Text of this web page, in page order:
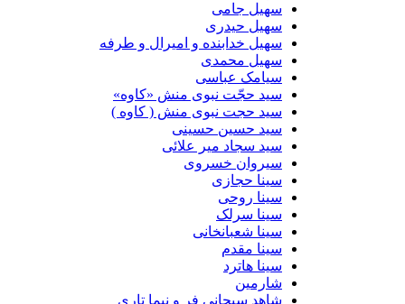
سهیل جامی
سهیل حیدری
سهیل خدابنده و امیرال و طرفه
سهیل محمدی
سیامک عباسی
سید حجّت نبوی منش «کاوه»
سید حجت نبوی منش ( کاوه )
سید حسین حسینى
سید سجاد میر علائی
سیروان خسروی
سینا حجازی
سینا روحی
سینا سرلک
سینا شعبانخانی
سینا مقدم
سینا هاترد
شارمین
شاهد سبحانی فر و نیما تاری